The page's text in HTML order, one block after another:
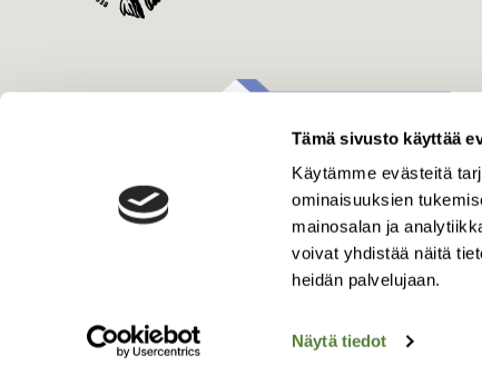
Tämä sivusto käyttää
Käytämme evästeitä
ominaisuuksien
mainosalan ja
voivat yhdistää näitä
heidän palvelujaan.
Näytä tiedot